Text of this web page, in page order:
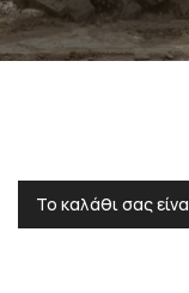
Το καλάθι σας